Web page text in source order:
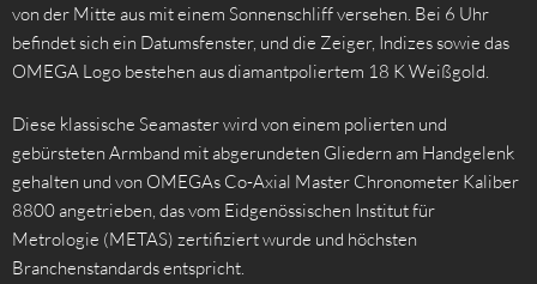
von der Mitte aus mit einem Sonnenschliff versehen. Bei 6 Uhr
befindet sich ein Datumsfenster, und die Zeiger, Indizes sowie das
OMEGA Logo bestehen aus diamantpoliertem 18 K Weißgold.
Diese klassische Seamaster wird von einem polierten und
gebürsteten Armband mit abgerundeten Gliedern am Handgelenk
gehalten und von OMEGAs Co-Axial Master Chronometer Kaliber
8800 angetrieben, das vom Eidgenössischen Institut für
Metrologie (METAS) zertifiziert wurde und höchsten
Branchenstandards entspricht.